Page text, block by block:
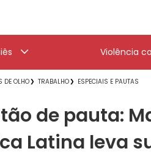
Violência
DE OLHO TRABALHO ESPECIAIS E PAUTAS
de pauta:
Latina leva